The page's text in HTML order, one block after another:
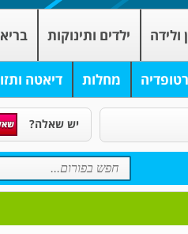
ולידה ילדים ותינוקות
מחלות דיאטה
יש שאלה?